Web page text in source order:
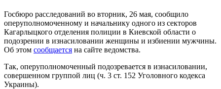
Госбюро расследований во вторник, 26 мая, сообщило
оперуполномоченному и начальнику одного из секторов
Кагарлыцкого отделения полиции в Киевской области о
подозрении в изнасиловании женщины и избиении мужчины.
Об этом сообщается на сайте ведомства.
Так, оперуполномоченный подозревается в изнасиловании,
совершенном группой лиц (ч. 3 ст. 152 Уголовного кодекса
Украины).